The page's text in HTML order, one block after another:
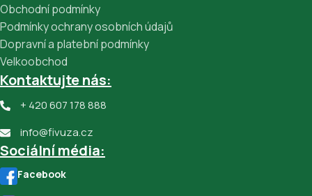
Obchodní podmínky
Podmínky ochrany osobních údajů
Dopravní a platební podmínky
Velkoobchod
Kontaktujte nás:
+ 420 607 178 888
info@fivuza.cz
Sociální média:
Facebook